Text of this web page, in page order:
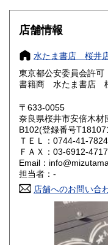
滋賀県
大阪府
奈良県
鳥取県
岡山県
山口県
香川県
高知県
店舗情報
水たま書店 桜井
東京都公安委員会許
書籍商 水たま書店
〒633-0055
奈良県桜井市安倍木
B102(登録番号
ＴＥＬ：0744-41-7824
ＦＡＸ：03-6912-4717
Email：
担当者：-
店舗へのお問い合